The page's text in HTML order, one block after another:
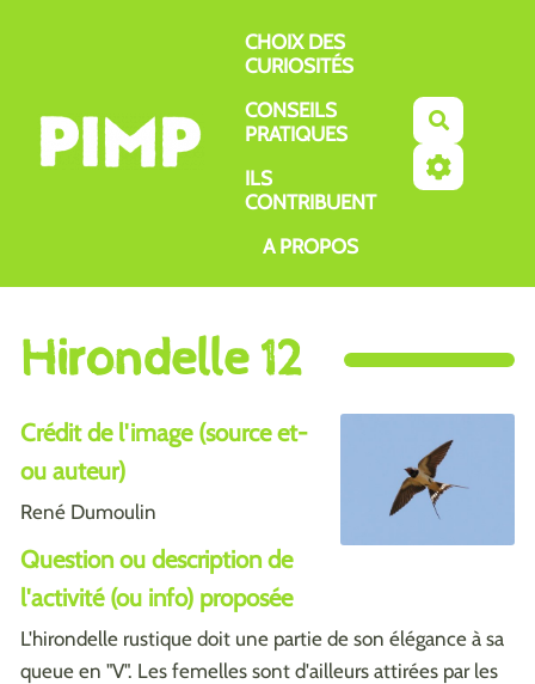
CHOIX DES
CURIOSITÉS
CONSEILS
PRATIQUES
ILS
CONTRIBUENT
A PROPOS
Hirondelle 12
Crédit de l'image (source et-
ou auteur)
René Dumoulin
Question ou description de
l'activité (ou info) proposée
L'hirondelle rustique doit une partie de son élégance à sa
queue en "V". Les femelles sont d'ailleurs attirées par les